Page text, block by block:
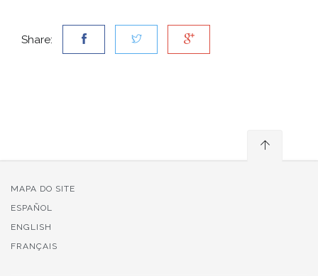
Share:
MAPA DO SITE
ESPAÑOL
ENGLISH
FRANÇAIS